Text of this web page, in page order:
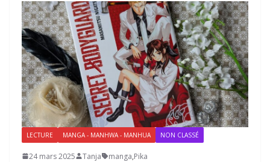
LECTURE MANGA - MANHWA - MANHUA NON CLASSÉ
24 mars 2025 Tanja manga,Pika